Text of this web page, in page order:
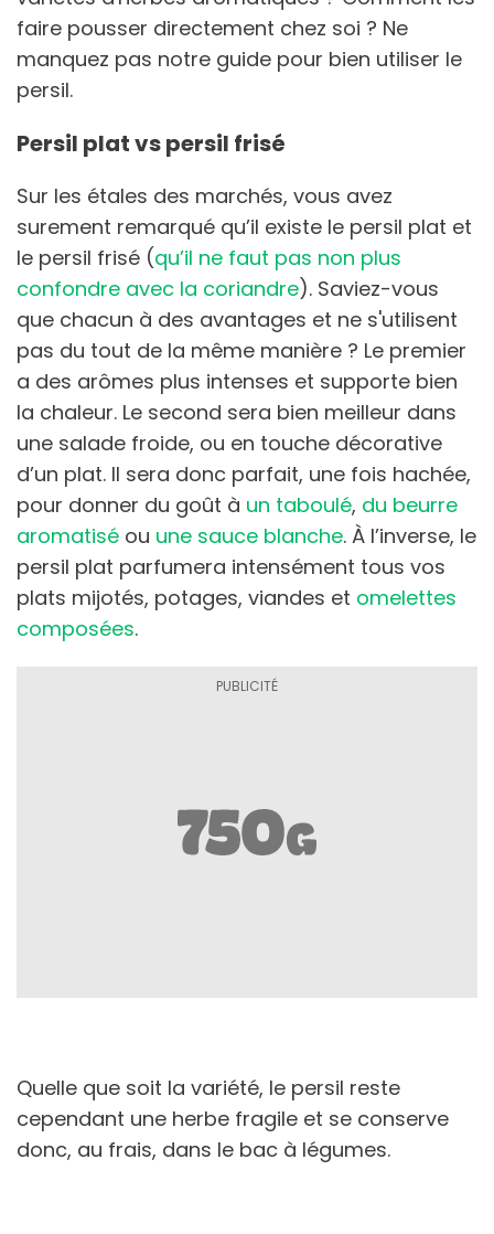
faire pousser directement chez soi ? Ne
manquez pas notre guide pour bien utiliser le
persil.
Persil plat vs persil frisé
Sur les étales des marchés, vous avez
surement remarqué qu’il existe le persil plat et
le persil frisé (qu’il ne faut pas non plus
confondre avec la coriandre). Saviez-vous
que chacun à des avantages et ne s'utilisent
pas du tout de la même manière ? Le premier
a des arômes plus intenses et supporte bien
la chaleur. Le second sera bien meilleur dans
une salade froide, ou en touche décorative
d’un plat. Il sera donc parfait, une fois hachée,
pour donner du goût à un taboulé, du beurre
aromatisé ou une sauce blanche. À l’inverse, le
persil plat parfumera intensément tous vos
plats mijotés, potages, viandes et omelettes
composées.
Quelle que soit la variété, le persil reste
cependant une herbe fragile et se conserve
donc, au frais, dans le bac à légumes.